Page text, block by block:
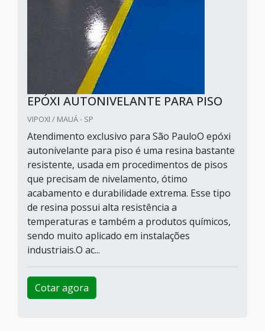
EPÓXI AUTONIVELANTE PARA PISO
VIPOXI / MAUÁ - SP
Atendimento exclusivo para São PauloO epóxi
autonivelante para piso é uma resina bastante
resistente, usada em procedimentos de pisos
que precisam de nivelamento, ótimo
acabamento e durabilidade extrema. Esse tipo
de resina possui alta resistência a
temperaturas e também a produtos químicos,
sendo muito aplicado em instalações
industriais.O ac...
Cotar agora